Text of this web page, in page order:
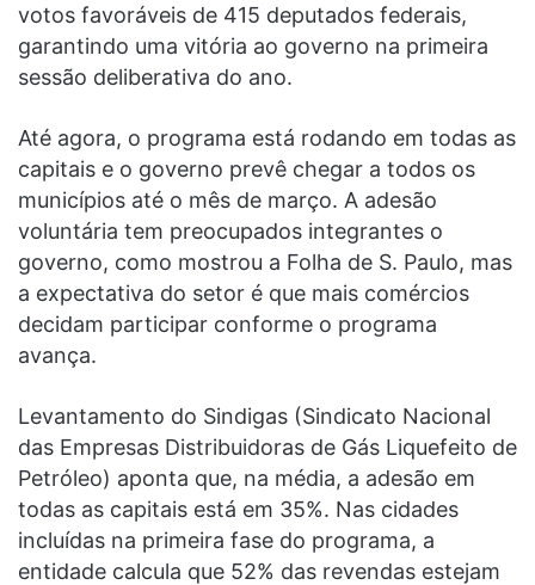
votos favoráveis de 415 deputados federais,
garantindo uma vitória ao governo na primeira
sessão deliberativa do ano.
Até agora, o programa está rodando em todas as
capitais e o governo prevê chegar a todos os
municípios até o mês de março. A adesão
voluntária tem preocupados integrantes o
governo, como mostrou a Folha de S. Paulo, mas
a expectativa do setor é que mais comércios
decidam participar conforme o programa
avança.
Levantamento do Sindigas (Sindicato Nacional
das Empresas Distribuidoras de Gás Liquefeito de
Petróleo) aponta que, na média, a adesão em
todas as capitais está em 35%. Nas cidades
incluídas na primeira fase do programa, a
entidade calcula que 52% das revendas estejam